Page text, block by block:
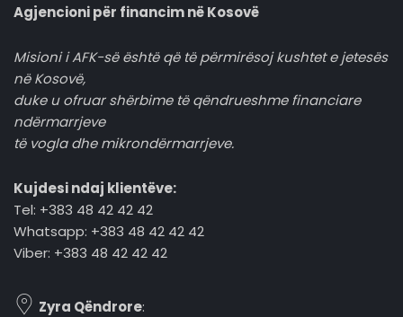
Agjencioni për financim në Kosovë
Misioni i AFK-së është që të përmirësoj kushtet e jetesës
në Kosovë,
duke u ofruar shërbime të qëndrueshme financiare
ndërmarrjeve
të vogla dhe mikrondërmarrjeve.
Kujdesi ndaj klientëve:
Tel: +383 48 42 42 42
Whatsapp: +383 48 42 42 42
Viber: +383 48 42 42 42
Zyra Qëndrore: